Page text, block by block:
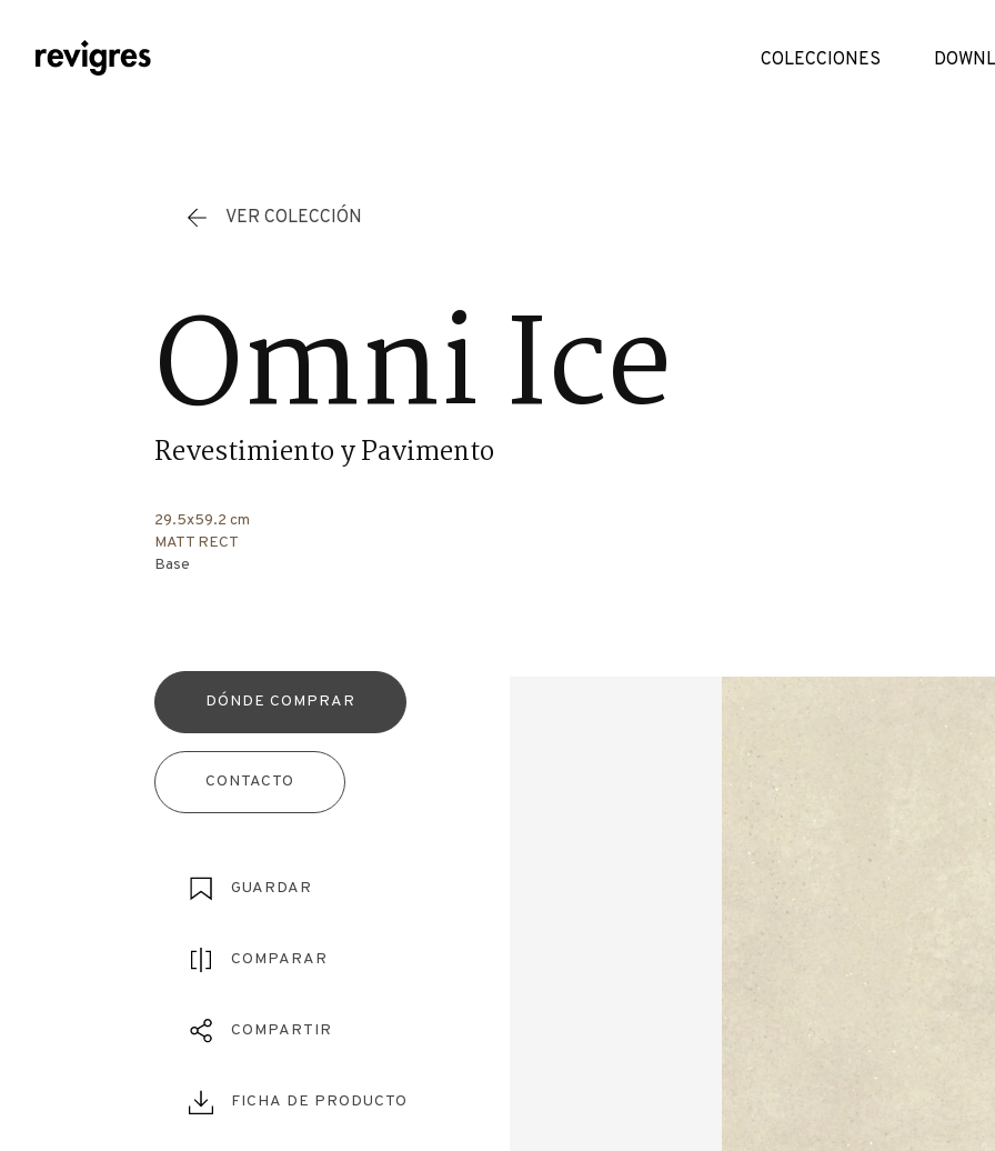
COLECCIONES
VER COLECCIÓN
Omni Ice
Revestimiento y Pavimento
29.5x59.2 cm
MATT RECT
Base
DÓNDE COMPRAR
CONTACTO
GUARDAR
COMPARAR
COMPARTIR
FICHA DE PRODUCTO